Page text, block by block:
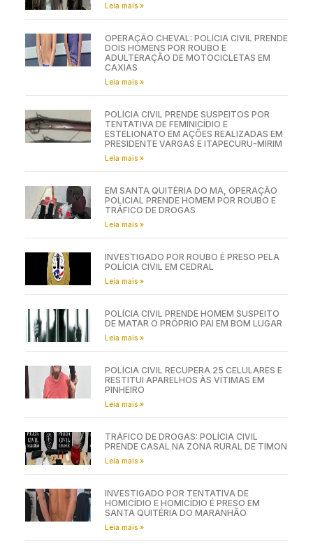
Leia mais »
OPERAÇÃO CHEVAL: POLÍCIA CIVIL PRENDE
DOIS HOMENS POR ROUBO E
ADULTERAÇÃO DE MOTOCICLETAS EM
CAXIAS
Leia mais »
POLÍCIA CIVIL PRENDE SUSPEITOS POR
TENTATIVA DE FEMINICÍDIO E
ESTELIONATO EM AÇÕES REALIZADAS EM
PRESIDENTE VARGAS E ITAPECURU-MIRIM
Leia mais »
EM SANTA QUITÉRIA DO MA, OPERAÇÃO
POLICIAL PRENDE HOMEM POR ROUBO E
TRÁFICO DE DROGAS
Leia mais »
INVESTIGADO POR ROUBO É PRESO PELA
POLÍCIA CIVIL EM CEDRAL
Leia mais »
POLÍCIA CIVIL PRENDE HOMEM SUSPEITO
DE MATAR O PRÓPRIO PAI EM BOM LUGAR
Leia mais »
POLÍCIA CIVIL RECUPERA 25 CELULARES E
RESTITUI APARELHOS ÀS VÍTIMAS EM
PINHEIRO
Leia mais »
TRÁFICO DE DROGAS: POLÍCIA CIVIL
PRENDE CASAL NA ZONA RURAL DE TIMON
Leia mais »
INVESTIGADO POR TENTATIVA DE
HOMICÍDIO E HOMICÍDIO É PRESO EM
SANTA QUITÉRIA DO MARANHÃO
Leia mais »